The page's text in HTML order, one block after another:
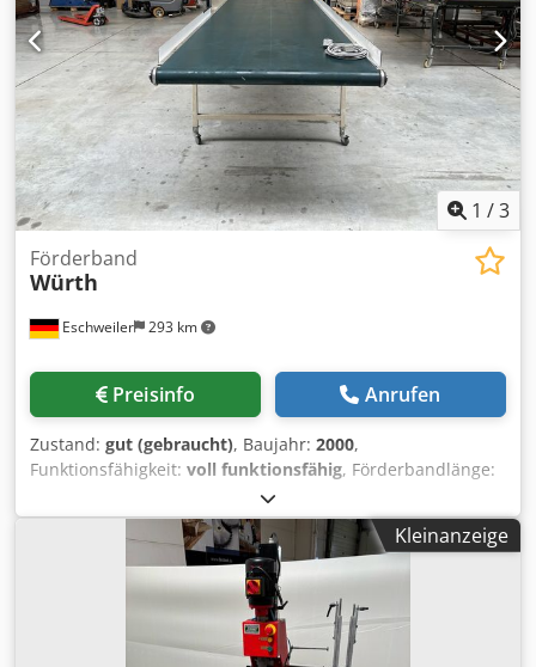
1 /3
Eschweiler 293 km
Förderband
Würth
Preisinfo Anrufen
Zustand: gut (gebraucht), Baujahr: 2000,
Funktionsfähigkeit: voll funktionsfähig, Förderbandlänge:
, Förderbandbreite:1.200 mm
Cjdpfey N A Tlex Aidjrf
Kleinanzeige